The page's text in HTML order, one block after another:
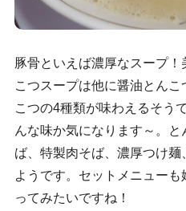
豚骨といえば濃厚なスープ
こつスープは他に醤油とん
こつの4種類が味わえるそう
んな味か気になります～。
ば、特製肉そば、濃厚つけ
ようです。セットメニュー
ってみたいですね！